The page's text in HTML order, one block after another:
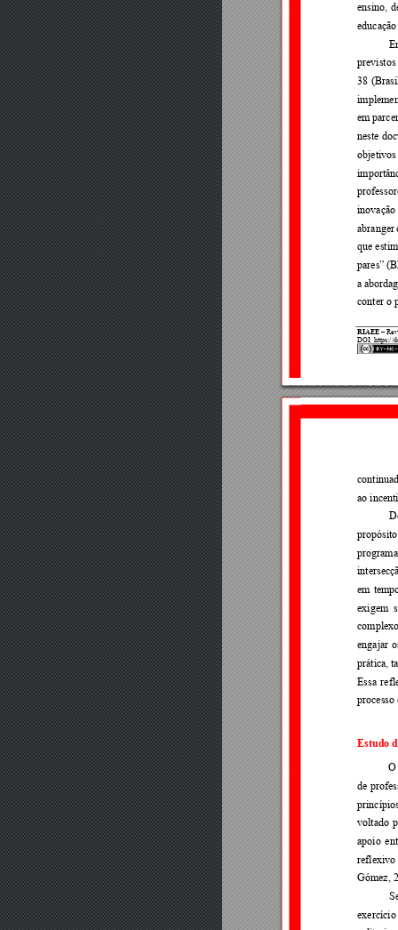
RIAEE –
DOI: https://
ensino,
previstos
38
em
neste
inovação
abranger
que
pares”
a
conter o
ao
em
exigem
engajar
prática,
Essa
Estudo
de
voltado
apoio
reflexivo
Gómez,
exercício